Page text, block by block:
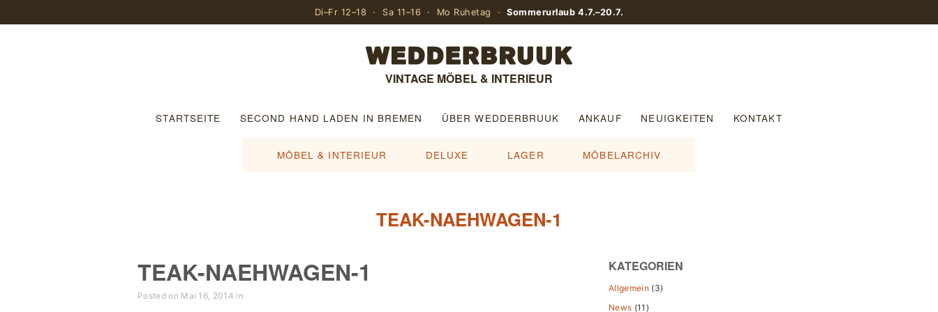
Di–Fr 12–18 · Sa 11–16 · Mo Ruhetag ·Sommerurlaub 4.7.–20.7.
VINTAGE MÖBEL & INTERIEUR
STARTSEITE SECOND HAND LADEN IN BREMEN ÜBER WEDDERBRUUK ANKAUF NEUIGKEITEN KONTAKT
MÖBEL & INTERIEUR DELUXE LAGER MÖBELARCHIV
TEAK-NAEHWAGEN-1
TEAK-NAEHWAGEN-1
Posted on Mai 16, 2014 in
KATEGORIEN
Allgemein (3)
News (11)